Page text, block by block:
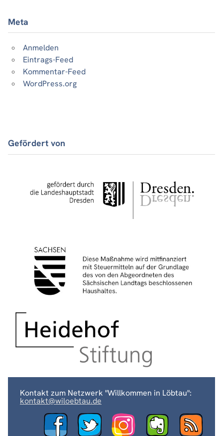
Meta
Anmelden
Eintrags-Feed
Kommentar-Feed
WordPress.org
Gefördert von
Kontakt zum Netzwerk "Willkommen in Löbtau":
kontakt@wiloebtau.de